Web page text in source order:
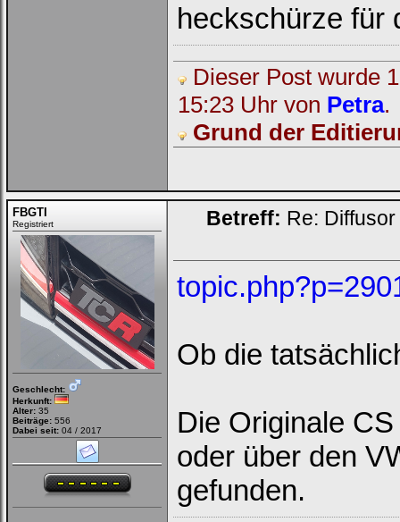
heckschürze für
Dieser Post wurde
15:23 Uhr von Petra.
Grund der
FBGTI
Registriert
Geschlecht:
Herkunft:
Alter: 35
Beiträge: 556
Dabei seit: 04 / 2017
Betreff: Re:
Ob die
Die Originale
oder über den
gefunden.